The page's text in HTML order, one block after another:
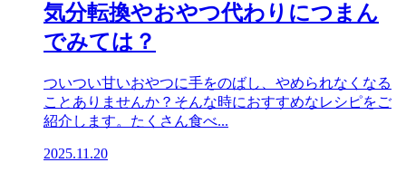
気分転換やおやつ代わりにつまん
でみては？
ついつい甘いおやつに手をのばし、やめられなくなる
ことありませんか？そんな時におすすめなレシピをご
紹介します。たくさん食べ...
2025.11.20